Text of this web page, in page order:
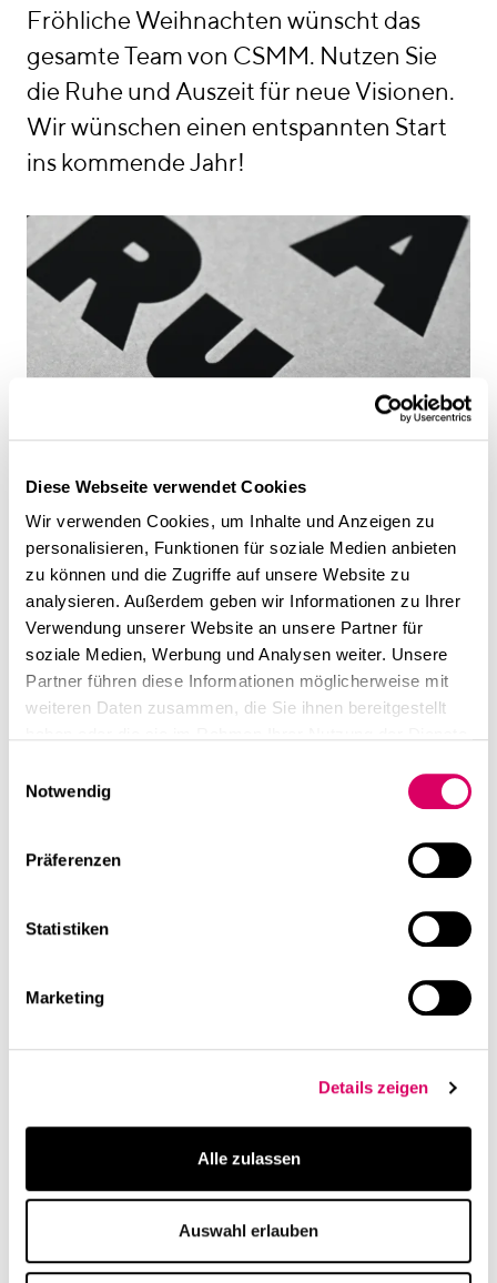
Diese Webseite verwendet Cookies
Wir verwenden Cookies, um Inhalte und Anzeigen zu
personalisieren, Funktionen für soziale Medien anbieten
zu können und die Zugriffe auf unsere Website zu
analysieren. Außerdem geben wir Informationen zu Ihrer
Verwendung unserer Website an unsere Partner für
soziale Medien, Werbung und Analysen weiter. Unsere
Partner führen diese Informationen möglicherweise mit
weiteren Daten zusammen, die Sie ihnen bereitgestellt
Notwendig
Präferenzen
Statistiken
Marketing
Details zeigen
Alle zulassen
Auswahl erlauben
linkedininstagram
Deutsch
English
Impressum
Datenschutz
Fröhliche Weihnachten wünscht das
gesamte Team von CSMM. Nutzen Sie
die Ruhe und Auszeit für neue Visionen.
Wir wünschen einen entspannten Start
ins kommende Jahr!